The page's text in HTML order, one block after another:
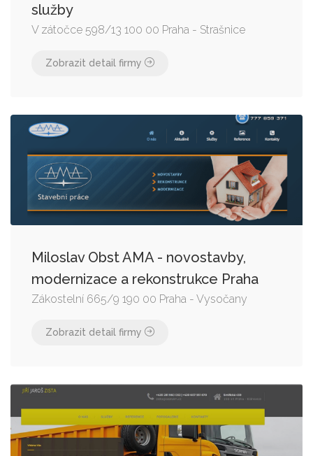
služby
V zátočce 598/13 100 00 Praha - Strašnice
Zobrazit detail firmy
Miloslav Obst AMA - novostavby,
modernizace a rekonstrukce Praha
Zákostelní 665/9 190 00 Praha - Vysočany
Zobrazit detail firmy